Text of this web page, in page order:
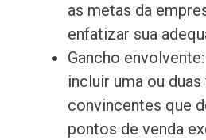
as metas da
enfatizar sua
Gancho
incluir uma ou
convincentes que
pontos de venda